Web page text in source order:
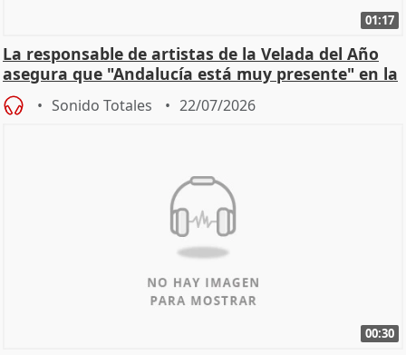
01:17
La responsable de artistas de la Velada del Año
asegura que "Andalucía está muy presente" en la
cita
Sonido Totales 22/07/2026
00:30